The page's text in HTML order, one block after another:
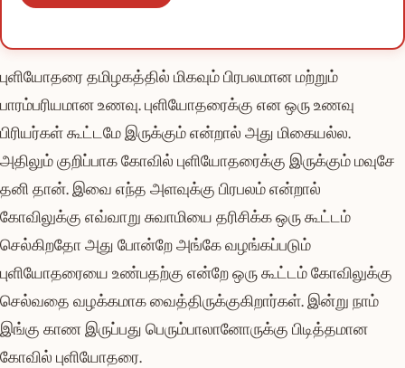
புளியோதரை தமிழகத்தில் மிகவும் பிரபலமான மற்றும்
பாரம்பரியமான உணவு. புளியோதரைக்கு என ஒரு உணவு
பிரியர்கள் கூட்டமே இருக்கும் என்றால் அது மிகையல்ல.
அதிலும் குறிப்பாக கோவில் புளியோதரைக்கு இருக்கும் மவுசே
தனி தான். இவை எந்த அளவுக்கு பிரபலம் என்றால்
கோவிலுக்கு எவ்வாறு சுவாமியை தரிசிக்க ஒரு கூட்டம்
செல்கிறதோ அது போன்றே அங்கே வழங்கப்படும்
புளியோதரையை உண்பதற்கு என்றே ஒரு கூட்டம் கோவிலுக்கு
செல்வதை வழக்கமாக வைத்திருக்குகிறார்கள். இன்று நாம்
இங்கு காண இருப்பது பெரும்பாலானோருக்கு பிடித்தமான
கோவில் புளியோதரை.